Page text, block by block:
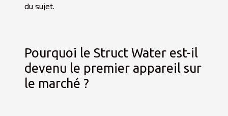
du sujet.
Pourquoi le Struct Water est-il
devenu le premier appareil sur
le marché ?